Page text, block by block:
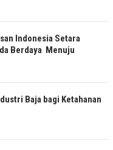
Indonesia Setara
Berdaya Menuju
Baja bagi Ketahanan